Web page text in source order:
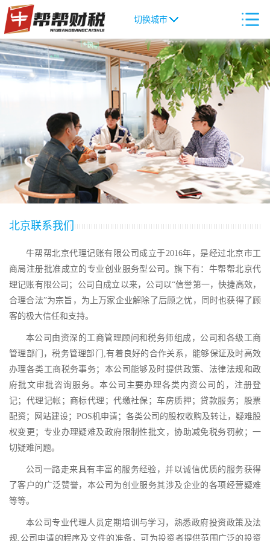
切换城市
北京联系我们
牛帮帮北京代理记账有限公司成立于2016年，是经过北京市工
商局注册批准成立的专业创业服务型公司。旗下有：牛帮帮北京代
理记账有限公司；公司自成立以来，公司以“信誉第一，快捷高效，
合理合法”为宗旨，为上万家企业解除了后顾之忧，同时也获得了顾
客的极大信任和支持。
本公司由资深的工商管理顾问和税务师组成，公司和各级工商
管理部门，税务管理部门,有着良好的合作关系，能够保证及时高效
办理各类工商税务事务；本公司能够及时提供政策、法律法规和政
府批文审批咨询服务。本公司主要办理各类内资公司的，注册登
记；代理记帐；商标代理；代缴社保；车房质押；贷款服务；股票
配资；网站建设；POS机申请；各类公司的股权收购及转让，疑难股
权变更；专业办理疑难及政府限制性批文，协助减免税务罚款；一
切疑难问题。
公司一路走来具有丰富的服务经验，并以诚信优质的服务获得
了客户的广泛赞誉，本公司为创业服务其涉及企业的各项经营疑难
等等。
本公司专业代理人员定期培训与学习，熟悉政府投资政策及法
规,公司申请的程序及文件的准备，可为投资者提供范围广泛的投资